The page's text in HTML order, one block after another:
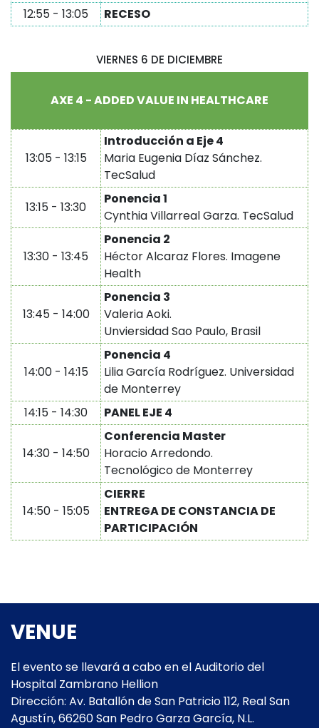
12:55 - 13:05
RECESO
VIERNES 6 DE DICIEMBRE
AXE 4 - ADDED VALUE IN HEALTHCARE
13:05 - 13:15
Introducción a Eje 4
Maria Eugenia Díaz Sánchez.
TecSalud
13:15 - 13:30
Ponencia 1
Cynthia Villarreal Garza. TecSalud
13:30 - 13:45
Ponencia 2
Héctor Alcaraz Flores. Imagene
Health
13:45 - 14:00
Ponencia 3
Valeria Aoki.
Unviersidad Sao Paulo, Brasil
14:00 - 14:15
Ponencia 4
Lilia García Rodríguez. Universidad
de Monterrey
14:15 - 14:30
PANEL EJE 4
14:30 - 14:50
Conferencia Master
Horacio Arredondo.
Tecnológico de Monterrey
14:50 - 15:05
CIERRE
ENTREGA DE CONSTANCIA DE
PARTICIPACIÓN
VENUE
El evento se llevará a cabo en el Auditorio del
Hospital Zambrano Hellion
Dirección: Av. Batallón de San Patricio 112, Real San
Agustín, 66260 San Pedro Garza García, N.L.